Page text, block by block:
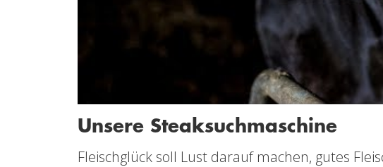
Unsere Steaksuchmaschine
Fleischglück soll Lust darauf machen, gutes